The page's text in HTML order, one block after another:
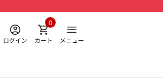
ログイン カート
0
メニュー